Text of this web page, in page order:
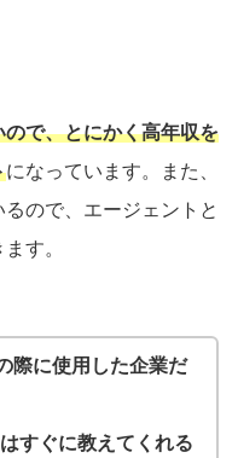
で、とにかく高年収を
になっています。また、
ので、エージェントと
す。
際に使用した企業だ
すぐに教えてくれる